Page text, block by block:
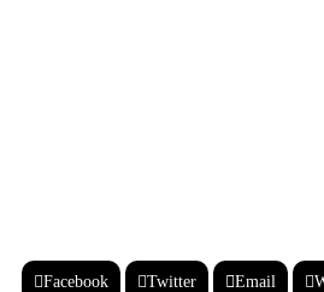
Facebook Twitter Email